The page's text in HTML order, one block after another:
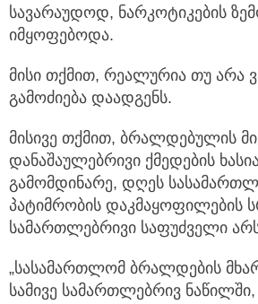
სავარაუდოდ, ნარკოტიკების
იმყოფებოდა.
მისი თქმით, რეალურია თუ არა
გამოძიება დაადგენს.
მისივე თქმით, ბრალდებულის
დანაშაულებრივი ქმედების
გამომდინარე, დღეს
პატიმრობის დაკმაყოფილების
სამართლებრივი საფუძველი
„სასამართლომ ბრალდების
სამივე სამართლებრივ